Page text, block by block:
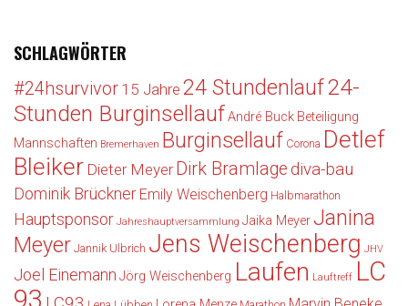
SCHLAGWÖRTER
#24hsurvivor 15 Jahre 24 Stundenlauf24-
Stunden BurginsellaufAndré Buck Beteiligung
Mannschaften Bremerhaven Burginsellauf Corona Detlef
Bleiker Dieter Meyer Dirk Bramlagediva-bau
Dominik Brückner Emily Weischenberg Halbmarathon
Hauptsponsor Jahreshauptversammlung Jaika MeyerJanina
Meyer Jannik Ulbrich Jens Weischenberg JHV
Joel Einemann Jörg Weischenberg Laufen Lauftreff LC
93